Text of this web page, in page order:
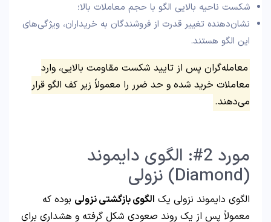
شکست ناحیه بالایی الگو با حجم معاملات بالا؛
نشان‌دهنده تغییر قدرت از فروشندگان به خریداران، ویژگی‌های
این الگو هستند.
معامله‌گران پس از تایید شکست مقاومت بالایی، وارد
معاملات خرید شده و حد ضرر را معمولاً زیر کف الگو قرار
می‌دهند.
مورد 2#: الگوی دایموند
(Diamond) نزولی
الگوی دایموند نزولی یک الگوی بازگشتی نزولی بوده که
معمولاً پس از یک روند صعودی شکل گرفته و هشداری برای